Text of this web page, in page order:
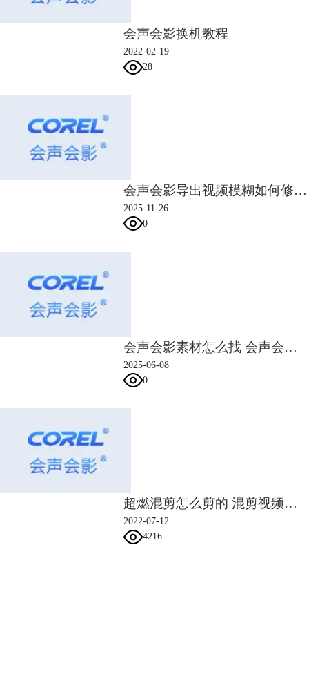
会声会影换机教程
2022-02-19
28
会声会影导出视频模糊如何修复 会声会影导出格式与码率设置技巧
2025-11-26
0
会声会影素材怎么找 会声会影素材怎么导入
2025-06-08
0
超燃混剪怎么剪的 混剪视频剪辑技巧
2022-07-12
4216